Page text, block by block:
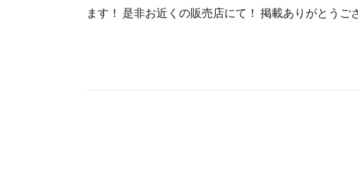
ます！ 是非お近くの販売店にて！ 掲載ありがとうご